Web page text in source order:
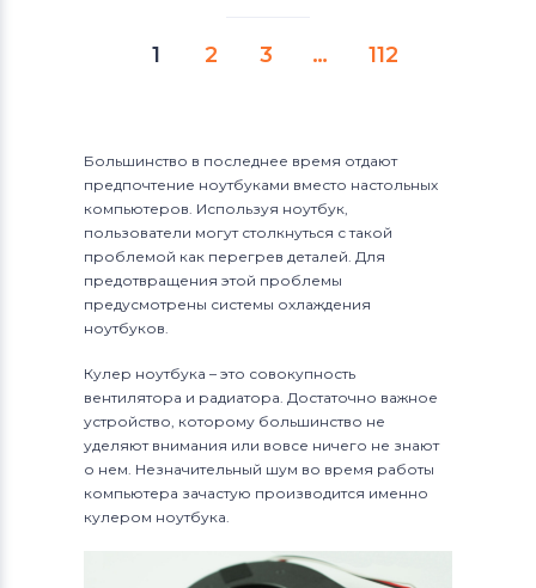
1 2 3 … 112
Большинство в последнее время отдают
предпочтение ноутбуками вместо настольных
компьютеров. Используя ноутбук,
пользователи могут столкнуться с такой
проблемой как перегрев деталей. Для
предотвращения этой проблемы
предусмотрены системы охлаждения
ноутбуков.
Кулер ноутбука – это совокупность
вентилятора и радиатора. Достаточно важное
устройство, которому большинство не
уделяют внимания или вовсе ничего не знают
о нем. Незначительный шум во время работы
компьютера зачастую производится именно
кулером ноутбука.